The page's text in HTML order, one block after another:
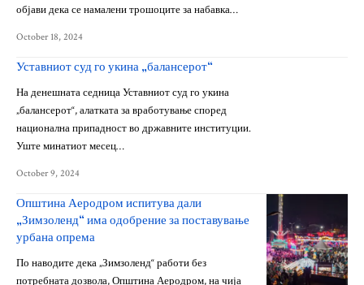
објави дека се намалени трошоците за набавка…
October 18, 2024
Уставниот суд го укина „балансерот“
На денешната седница Уставниот суд го укина
„балансерот“, алатката за вработување според
национална припадност во државните институции.
Уште минатиот месец…
October 9, 2024
Општина Аеродром испитува дали
„Зимзоленд“ има одобрение за поставување
урбана опрема
По наводите дека „Зимзоленд“ работи без
потребната дозвола, Општина Аеродром, на чија